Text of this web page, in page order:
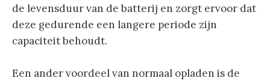
de levensduur van de batterij en zorgt ervoor dat
deze gedurende een langere periode zijn
capaciteit behoudt.
Een ander voordeel van normaal opladen is de